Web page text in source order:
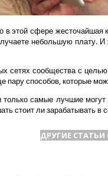
этой сфере
небольшую плату.
сетях сообщества с
пару способов, которые
самые лучшие
стоит ли зарабатывать
ДРУГИЕ СТАТЬИ